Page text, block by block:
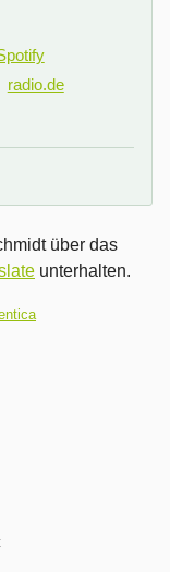
radio.de
über das
unterhalten.